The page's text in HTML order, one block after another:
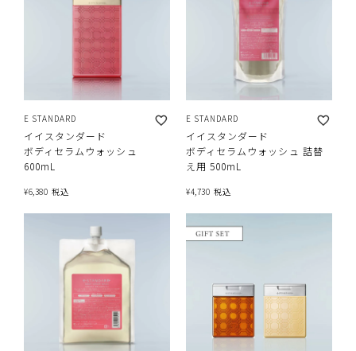
E STANDARD
イイスタンダード
ボディセラムウォッシュ
600mL
¥6,380 税込
E STANDARD
イイスタンダード
ボディセラムウォッシュ 詰替
え用 500mL
¥4,730 税込